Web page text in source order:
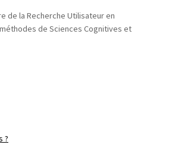
de la Recherche Utilisateur en
de Sciences Cognitives et
?